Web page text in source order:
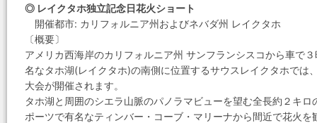
◎ レイクタホ独立記念日花火ショート
開催都市: カリフォルニア州およびネバダ州 レイクタホ
〔概要〕
アメリカ西海岸のカリフォルニア州 サンフランシスコから車で
名なタホ湖(レイクタホ)の南側に位置するサウスレイクタホでは
大会が開催されます。
タホ湖と周囲のシエラ山脈のパノラマビューを望む全長約２キ
ポーツで有名なティンバー・コーブ・マリーナから間近で花火を